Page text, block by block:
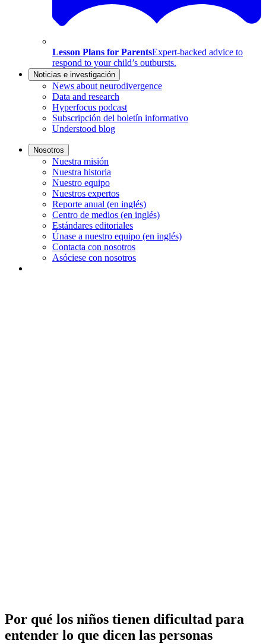
Lesson Plans for ParentsExpert-backed advice to
respond to your child’s outbursts.
Noticias e investigación
News about neurodivergence
Data and research
Hyperfocus podcast
Subscripción del boletín informativo
Understood blog
Nosotros
Nuestra misión
Nuestra historia
Nuestro equipo
Nuestros expertos
Reporte anual (en inglés)
Centro de medios (en inglés)
Estándares editoriales
Únase a nuestro equipo (en inglés)
Contacta con nosotros
Asóciese con nosotros
Por qué los niños tienen dificultad para
entender lo que dicen las personas